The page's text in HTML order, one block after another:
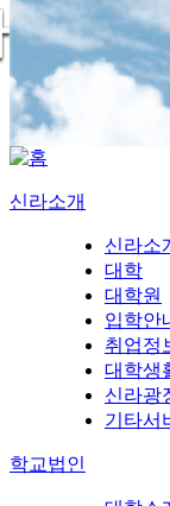
신라소개
신라소
대학
대학원
입학안
취업정
대학생
신라광
기타서
학교법인